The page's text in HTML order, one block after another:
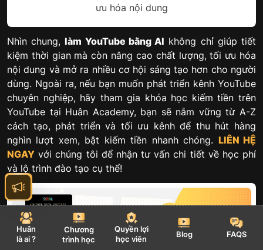
Huân
là ai ?
Chương
trình học
Quyền lợi
học viên
Blog FAQS
ưu hóa nội dung
Nhìn chung,làm YouTube bằng AI không chỉ giúp tiết
kiệm thời gian mà còn nâng cao chất lượng, tối ưu hóa
nội dung và mở ra nhiều cơ hội sáng tạo hơn cho người
dùng. Ngoài ra, nếu bạn muốn phát triển kênh YouTube
chuyên nghiệp, hãy tham gia khóa học kiếm tiền trên
YouTube tại Huân Academy, bạn sẽ nắm vững từ A-Z
cách tạo, phát triển và tối ưu kênh để thu hút hàng
nghìn lượt xem, bật kiếm tiền nhanh chóng. LIÊN HỆ
NGAY với chúng tôi để nhận tư vấn chi tiết về học phí
và lộ trình đào tạo cụ thể!